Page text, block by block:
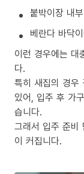
붙박이장 내
베란다 바닥
이런 경우에는 대
다.
특히 새집의 경우
있어, 입주 후 가
습니다.
그래서 입주 준비
이 커집니다.